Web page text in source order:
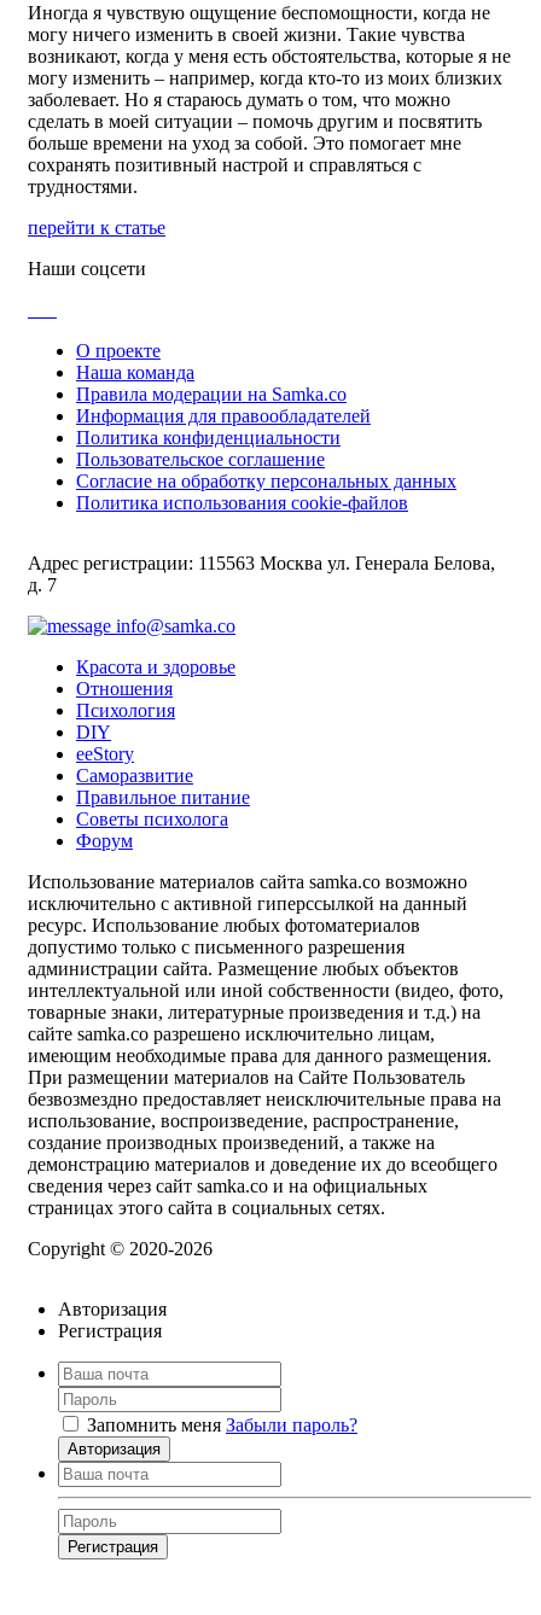
Иногда я чувствую ощущение беспомощности, когда не
могу ничего изменить в своей жизни. Такие чувства
возникают, когда у меня есть обстоятельства, которые я не
могу изменить – например, когда кто-то из моих близких
заболевает. Но я стараюсь думать о том, что можно
сделать в моей ситуации – помочь другим и посвятить
больше времени на уход за собой. Это помогает мне
сохранять позитивный настрой и справляться с
трудностями.
перейти к статье
Наши соцсети
О проекте
Наша команда
Правила модерации на Samka.co
Информация для правообладателей
Политика конфиденциальности
Пользовательское соглашение
Согласие на обработку персональных данных
Политика использования cookie-файлов
Адрес регистрации: 115563 Москва ул. Генерала Белова,
д. 7
info@samka.co
Красота и здоровье
Отношения
Психология
DIY
ееStory
Саморазвитие
Правильное питание
Советы психолога
Форум
Использование материалов сайта samka.co возможно
исключительно с активной гиперссылкой на данный
ресурс. Использование любых фотоматериалов
допустимо только с письменного разрешения
администрации сайта. Размещение любых объектов
интеллектуальной или иной собственности (видео, фото,
товарные знаки, литературные произведения и т.д.) на
сайте samka.co разрешено исключительно лицам,
имеющим необходимые права для данного размещения.
При размещении материалов на Сайте Пользователь
безвозмездно предоставляет неисключительные права на
использование, воспроизведение, распространение,
создание производных произведений, а также на
демонстрацию материалов и доведение их до всеобщего
сведения через сайт samka.co и на официальных
страницах этого сайта в социальных сетях.
Copyright © 2020-2026
Авторизация
Регистрация
Запомнить меня Забыли пароль?
Авторизация
Регистрация